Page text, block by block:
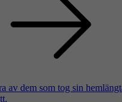
av dem som tog sin